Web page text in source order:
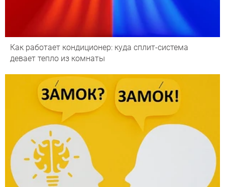
Как работает кондиционер: куда сплит-система
девает тепло из комнаты